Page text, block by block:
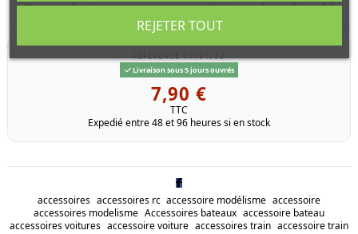
Platine renfort Av + supports carrosserie Av/Ar pour chassis Pirate 8.6
Livraison sous 5 jours ouvrés
7,90 €
TTC
Expedié entre 48 et 96 heures si en stock
accessoires accessoires rc accessoire modélisme accessoire
accessoires modelisme Accessoires bateaux accessoire bateau
accessoires voitures accessoire voiture accessoires train accessoire train
REJETER TOUT